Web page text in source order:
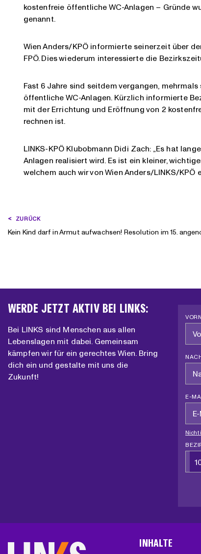
kostenfreie öffentliche WC-Anlagen – Gründe
genannt.
Wien Anders/KPÖ informierte seinerzeit über
FPÖ. Dies wiederum interessierte die
Fast 6 Jahre sind seitdem vergangen,
öffentliche WC-Anlagen. Kürzlich informierte
mit der Errichtung und Eröffnung von 2
rechnen ist.
LINKS-KPÖ Klubobmann Didi Zach: „Es hat
Anlagen realisiert wird. Es ist ein kleiner,
welchem auch wir von Wien Anders/LINKS/KPÖ
BEITRAGSNAVIGATION
ZURÜCK
Kein Kind darf in Armut aufwachsen! Resolution im 15.
WERDE JETZT AKTIV BEI LINKS:
Bei LINKS sind Menschen aus allen
Lebenslagen mit dabei. Gemeinsam
kämpfen wir für ein gerechtes Wien. Bring
dich ein und gestalte mit uns die
Zukunft!
E-
Nicht
INHALTE